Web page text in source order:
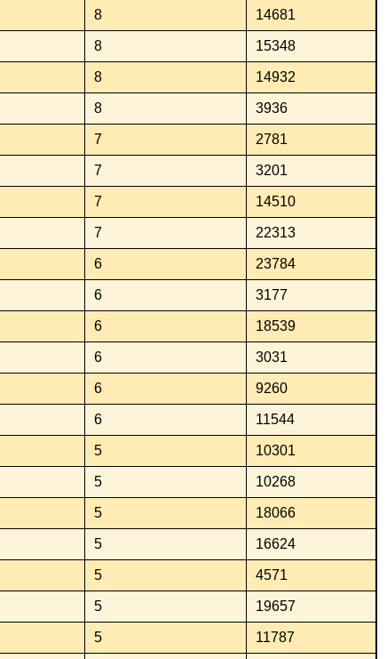
8 14681
8 15348
8 14932
8 3936
7 2781
7 3201
7 14510
7 22313
6 23784
6 3177
6 18539
6 3031
6 9260
6 11544
5 10301
5 10268
5 18066
5 16624
5 4571
5 19657
5 11787